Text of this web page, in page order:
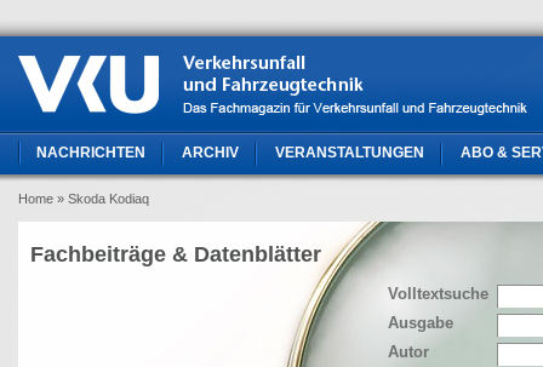
NACHRICHTEN ARCHIV VERANSTALTUNGEN ABO &
Home » Skoda Kodiaq
Volltextsuche
Ausgabe
Autor
Fachbeiträge & Datenblätter